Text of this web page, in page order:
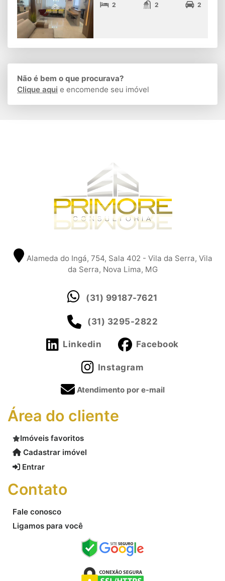
2 2 2
Não é bem o que procurava?
Clique aqui e encomende seu imóvel
Alameda do Ingá, 754, Sala 402 - Vila da Serra, Vila
da Serra, Nova Lima, MG
(31) 99187-7621
(31) 3295-2822
Linkedin Facebook
Instagram
Atendimento por e-mail
Área do cliente
Imóveis favoritos
Cadastrar imóvel
Entrar
Contato
Fale conosco
Ligamos para você